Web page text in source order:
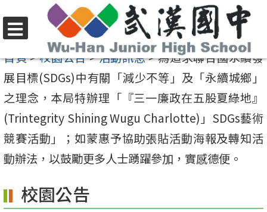
至
要
內
容
區
選
單
首頁>校園公告>活動訊息>為追求聯合國永續發
展目標(SDGs)中有關「減少不等」及「永續城鄉」
之理念，本局特辦理「『三一廉政在五股夏綠地』
(Trintegrity Shining Wugu Charlotte)」SDGs藝術
競賽活動」；如蒙惠予協助張貼活動海報及轉知活
動辦法，以鼓勵更多人士踴躍參加，實感德便。
校園公告